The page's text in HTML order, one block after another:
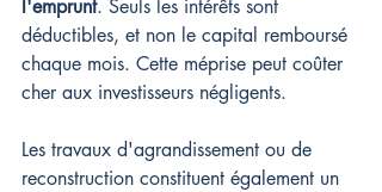
l'emprunt. Seuls les intérêts sont
déductibles, et non le capital remboursé
chaque mois. Cette méprise peut coûter
cher aux investisseurs négligents.
Les travaux d'agrandissement ou de
reconstruction constituent également un